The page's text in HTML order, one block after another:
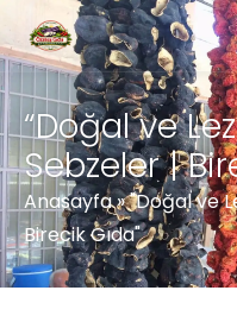
“Doğal ve
Sebzeler |
Anasayfa»"Doğal ve
Birecik Gıda"